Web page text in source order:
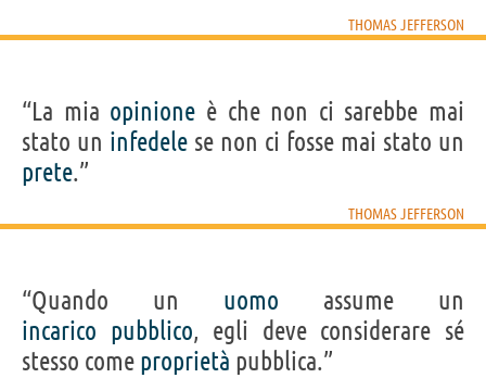
THOMAS JEFFERSON
“La mia opinione è che non ci sarebbe mai
stato un infedele se non ci fosse mai stato un
prete.”
THOMAS JEFFERSON
“Quando un uomo assume un
incarico pubblico, egli deve considerare sé
stesso come proprietà pubblica.”